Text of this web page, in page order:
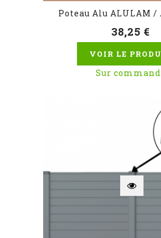
Poteau Alu ALULAM /
38,25 €
VOIR LE
Sur